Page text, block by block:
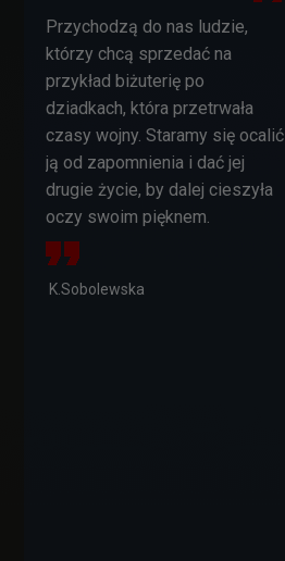
Przychodzą do nas ludzie,
którzy chcą sprzedać na
przykład biżuterię po
dziadkach, która przetrwała
czasy wojny. Staramy się ocalić
ją od zapomnienia i dać jej
drugie życie, by dalej cieszyła
oczy swoim pięknem.
K.Sobolewska